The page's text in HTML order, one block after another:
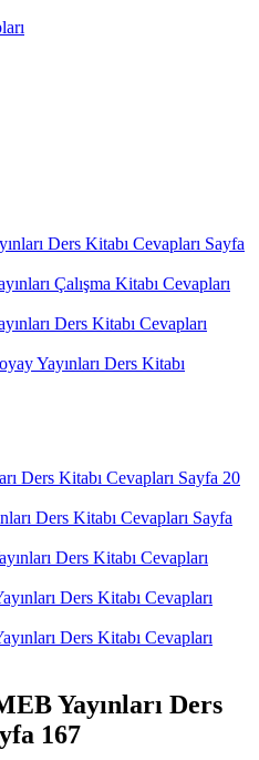
Ders Kitabı Cevapları Sayfa
Çalışma Kitabı Cevapları
Ders Kitabı Cevapları
Yayınları Ders Kitabı
Ders Kitabı Cevapları Sayfa 20
Ders Kitabı Cevapları Sayfa
Ders Kitabı Cevapları
Ders Kitabı Cevapları
Ders Kitabı Cevapları
Yayınları Ders
167